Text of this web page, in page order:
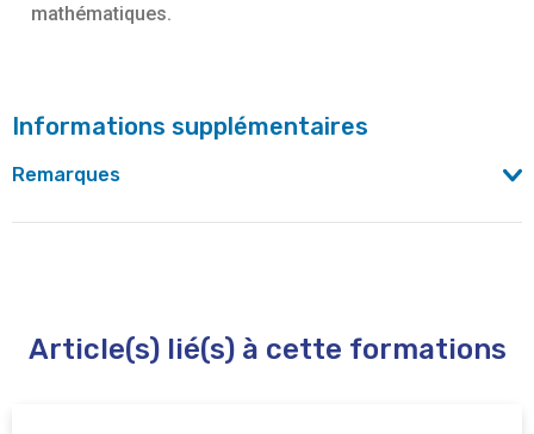
mathématiques.
Informations supplémentaires
Remarques
Article(s) lié(s) à cette formations